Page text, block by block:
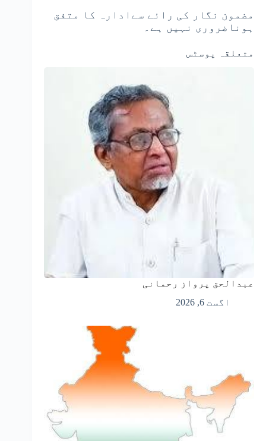
مضمون نگار کی رائے سےادارہ کا متفق
ہوناضروری نہیں ہے۔
متعلقہ پوسٹس
عبدالحق پرواز رحمانی
اگست 6, 2026